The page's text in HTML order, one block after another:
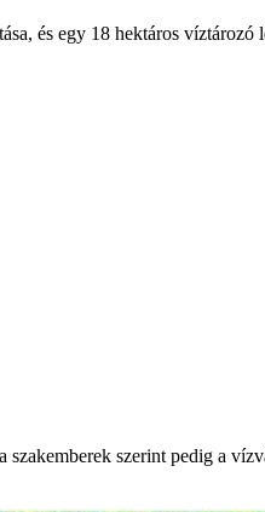
és egy 18 hektáros víztározó
szakemberek szerint pedig a